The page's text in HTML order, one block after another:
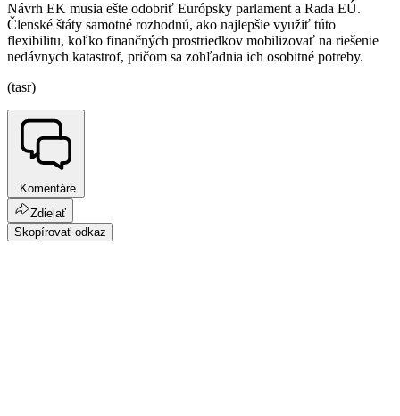
Návrh EK musia ešte odobriť Európsky parlament a Rada EÚ.
Členské štáty samotné rozhodnú, ako najlepšie využiť túto
flexibilitu, koľko finančných prostriedkov mobilizovať na riešenie
nedávnych katastrof, pričom sa zohľadnia ich osobitné potreby.
(tasr)
Komentáre
Zdielať
Skopírovať odkaz